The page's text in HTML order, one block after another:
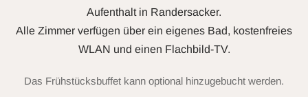
Aufenthalt in Randersacker.
Alle Zimmer verfügen über ein eigenes Bad, kostenfreies
WLAN und einen Flachbild-TV.
Das Frühstücksbuffet kann optional hinzugebucht werden.